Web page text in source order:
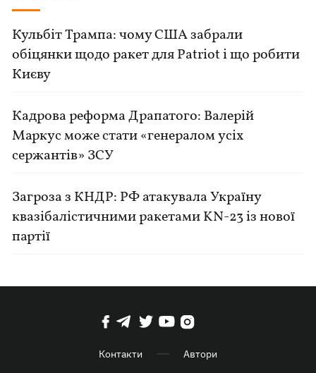
Кульбіт Трампа: чому США забрали
обіцянки щодо ракет для Patriot і що робити
Києву
Кадрова реформа Драпатого: Валерій
Маркус може стати «генералом усіх
сержантів» ЗСУ
Загроза з КНДР: РФ атакувала Україну
квазібалістичними ракетами KN-23 із нової
партії
Контакти Автори